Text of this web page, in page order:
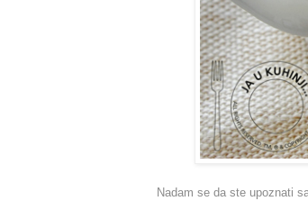
Nadam se da ste upoznati